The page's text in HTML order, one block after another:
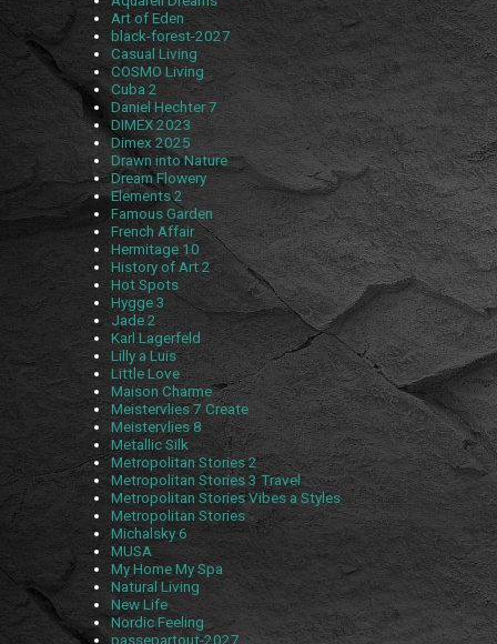
Art of Eden
black-forest-2027
Casual Living
COSMO Living
Cuba 2
Daniel Hechter 7
DIMEX 2023
Dimex 2025
Drawn into Nature
Dream Flowery
Elements 2
Famous Garden
French Affair
Hermitage 10
History of Art 2
Hot Spots
Hygge 3
Jade 2
Karl Lagerfeld
Lilly a Luis
Little Love
Maison Charme
Meistervlies 7 Create
Meistervlies 8
Metallic Silk
Metropolitan Stories 2
Metropolitan Stories 3 Travel
Metropolitan Stories Vibes a Styles
Metropolitan Stories
Michalsky 6
MUSA
My Home My Spa
Natural Living
New Life
Nordic Feeling
passepartout-2027